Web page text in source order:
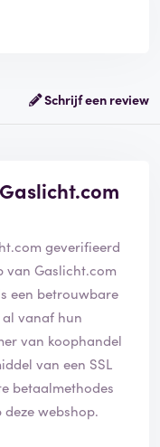
Schrijf een review
geverifieerd
van Gaslicht.com
een betrouwbare
vanaf hun
van koophandel
van een SSL
betaalmethodes
webshop.